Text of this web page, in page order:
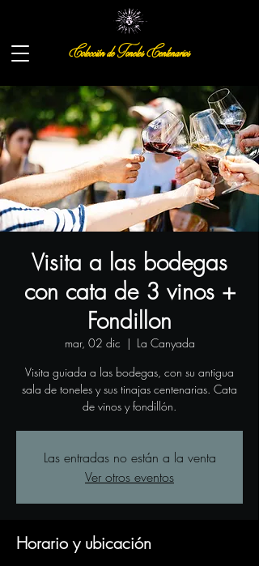
Colección de Toneles Centenarios
Visita a las bodegas
con cata de 3 vinos +
Fondillon
mar, 02 dic
  |
La Canyada
Visita guiada a las bodegas, con su antigua
sala de toneles y sus tinajas centenarias. Cata
de vinos y fondillón.
Las entradas no están a la venta
Ver otros eventos
Horario y ubicación